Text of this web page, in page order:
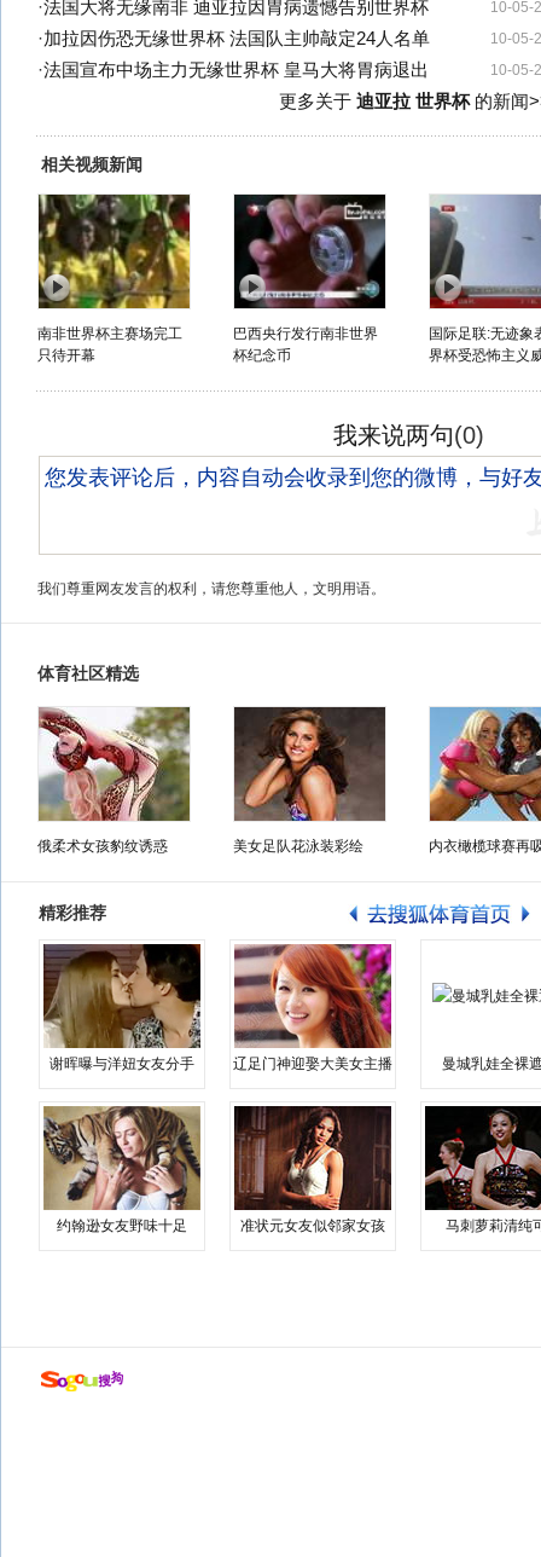
10-05-
·法国大将无缘南非 迪亚拉因胃病遗憾告别世界杯
10-05-
·加拉因伤恐无缘世界杯 法国队主帅敲定24人名单
10-05-
·法国宣布中场主力无缘世界杯 皇马大将胃病退出
更多关于 迪亚拉 世界杯的新闻
相关视频新闻
南非世界杯主赛场完工
只待开幕
巴西央行发行南非世界
杯纪念币
国际足联:无迹象
界杯受恐怖主义
我来说两句(0)
我们尊重网友发言的权利，请您尊重他人，文明用语。
体育社区精选
俄柔术女孩豹纹诱惑 美女足队花泳装彩绘 内衣橄榄球赛再
精彩推荐
谢晖曝与洋妞女友分手 辽足门神迎娶大美女主播 曼城乳娃全裸
约翰逊女友野味十足 准状元女友似邻家女孩 马刺萝莉清纯